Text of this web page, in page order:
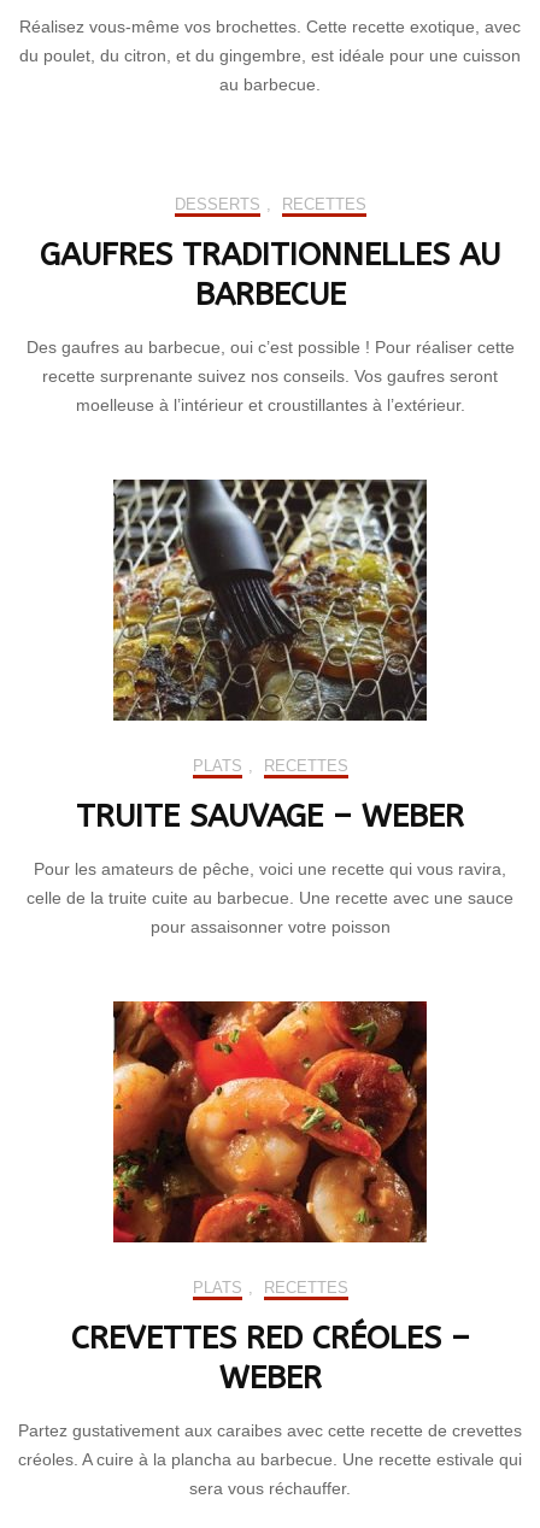
Réalisez vous-même vos brochettes. Cette recette exotique, avec
du poulet, du citron, et du gingembre, est idéale pour une cuisson
au barbecue.
DESSERTS , RECETTES
GAUFRES TRADITIONNELLES AU
BARBECUE
Des gaufres au barbecue, oui c’est possible ! Pour réaliser cette
recette surprenante suivez nos conseils. Vos gaufres seront
moelleuse à l’intérieur et croustillantes à l’extérieur.
PLATS , RECETTES
TRUITE SAUVAGE – WEBER
Pour les amateurs de pêche, voici une recette qui vous ravira,
celle de la truite cuite au barbecue. Une recette avec une sauce
pour assaisonner votre poisson
PLATS , RECETTES
CREVETTES RED CRÉOLES –
WEBER
Partez gustativement aux caraibes avec cette recette de crevettes
créoles. A cuire à la plancha au barbecue. Une recette estivale qui
sera vous réchauffer.